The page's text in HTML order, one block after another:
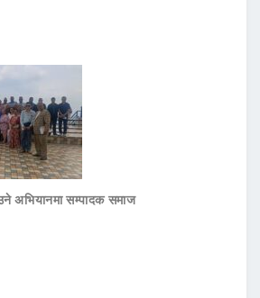
अभियानमा सम्पादक समाज